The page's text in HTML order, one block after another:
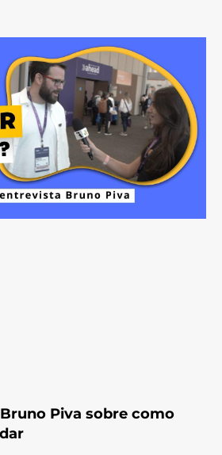
Piva sobre como